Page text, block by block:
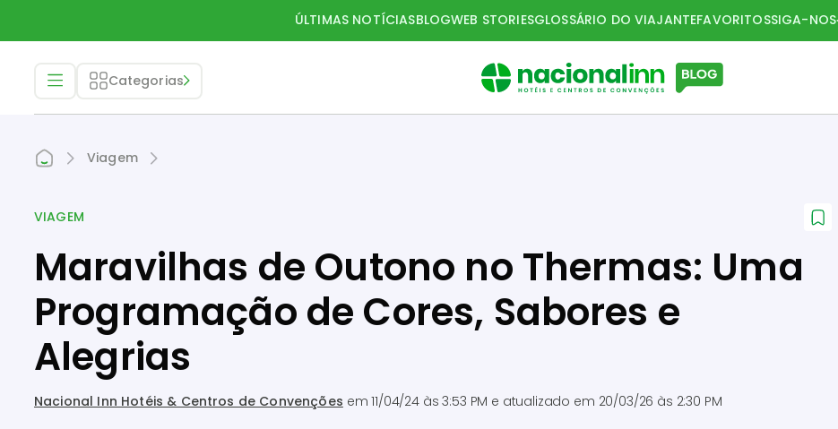
ÚLTIMAS NOTÍCIASBLOGWEB STORIESGLOSSÁRIO DO VIAJANTEFAVORITOSSIGA-NOS
Categorias
Viagem
VIAGEM
Maravilhas de Outono no Thermas: Uma
Programação de Cores, Sabores e
Alegrias
Nacional Inn Hotéis & Centros de Convenções em11/04/24 às 3:53 PM e atualizado em 20/03/26 às 2:30 PM